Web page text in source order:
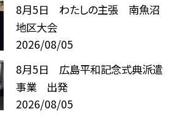
8月5日 わたしの主張 南魚沼
地区大会
2026/08/05
8月5日 広島平和記念式典派遣
事業 出発
2026/08/05